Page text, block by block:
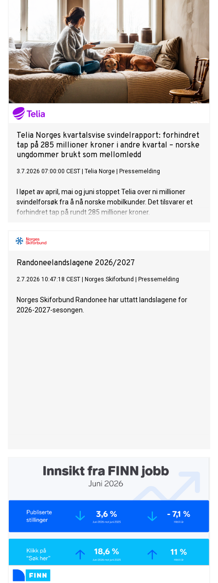
Telia Norges kvartalsvise svindelrapport: forhindret
tap på 285 millioner kroner i andre kvartal – norske
ungdommer brukt som mellomledd
3.7.2026 07:00:00 CEST Telia Norge Pressemelding
I løpet av april, mai og juni stoppet Telia over ni millioner
svindelforsøk fra å nå norske mobilkunder. Det tilsvarer et
forhindret tap på rundt 285 millioner kroner.
Randoneelandslagene 2026/2027
2.7.2026 10:47:18 CEST Norges Skiforbund Pressemelding
Norges Skiforbund Randonee har uttatt landslagene for
2026-2027-sesongen.